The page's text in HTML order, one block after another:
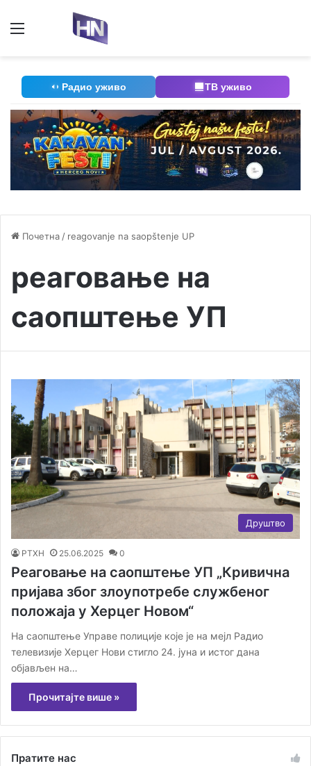
Радио уживо ТВ уживо
Почетна / reagovanje na saopštenje UP
реаговање на
саопштење УП
Друштво
РТХН 25.06.2025 0
Реаговање на саопштење УП „Кривична
пријава због злоупотребе службеног
положаја у Херцег Новом“
На саопштење Управе полиције које је на мејл Радио
телевизије Херцег Нови стигло 24. јуна и истог дана
објављен на…
Прочитајте више »
Пратите нас